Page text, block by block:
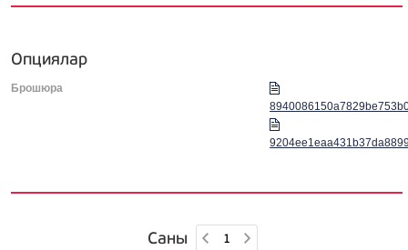
Опциялар
Брошюра
Саны